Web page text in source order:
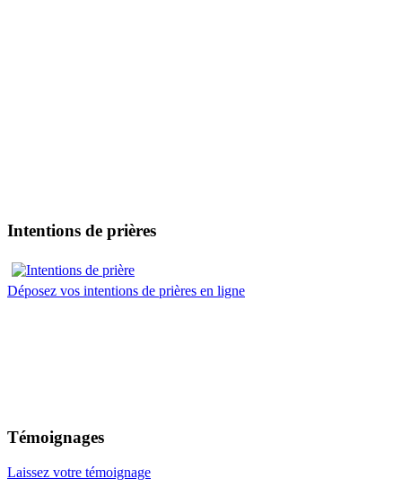
Intentions de prières
Déposez vos intentions de prières en ligne
Témoignages
Laissez votre témoignage